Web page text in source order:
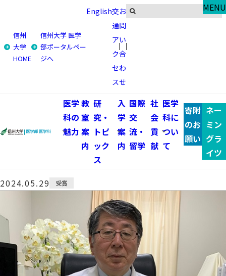
信州
大学
HOME
信州大学 医学
部ポータルペー
ジへ
English交
通
ア
ク
セ
ス
お
問
い
合
わ
せ
医学
科の
魅力
教
室
案
内
研
究・
トピ
ック
ス
入
学
案
内
国際
交
流・
留学
社
会
貢
献
医学
科に
つい
て
寄附
のお
願い
ネー
ミン
グラ
イツ
Research & Topics
研究・トピックス
トップ
研究・トピックス
信州大学名誉教授 川 茂幸先生が、第８回日本消化器病学
信州大学名誉教授 川 茂幸先
生が、第８回日本消化器病学会
学術賞を受賞しました
2024.05.29 受賞
MENU